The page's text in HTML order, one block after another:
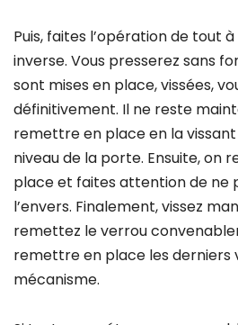
Puis, faites l’opération de tout à
inverse. Vous presserez sans
sont mises en place, vissées,
définitivement. Il ne reste
remettre en place en la
niveau de la porte. Ensuite, on
place et faites attention de ne
l’envers. Finalement, vissez
remettez le verrou
remettre en place les derniers
mécanisme.